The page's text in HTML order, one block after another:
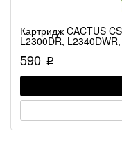
Картридж CACTUS
L2300DR,
590 p